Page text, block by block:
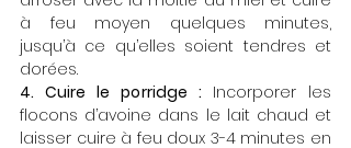
à feu moyen quelques minutes,
jusqu’à ce qu’elles soient tendres et
dorées.
4. Cuire le porridge : Incorporer les
flocons d’avoine dans le lait chaud et
laisser cuire à feu doux 3-4 minutes en